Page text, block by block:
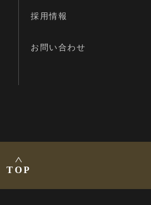
採用情報
お問い合わせ
TOP